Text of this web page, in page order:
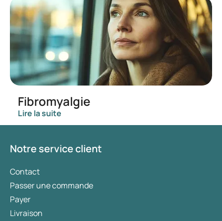
Fibromyalgie
Lire la suite
Notre service client
Contact
Passer une commande
Payer
Livraison